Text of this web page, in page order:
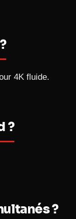
4K fluide.
?
?